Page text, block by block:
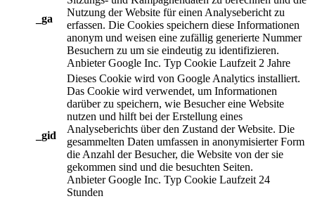
_ga
Nutzung der Website für einen Analysebericht zu
erfassen. Die Cookies speichern diese Informationen
anonym und weisen eine zufällig generierte Nummer
Besuchern zu um sie eindeutig zu identifizieren.
Anbieter Google Inc. Typ Cookie Laufzeit 2 Jahre
_gid
Dieses Cookie wird von Google Analytics installiert.
Das Cookie wird verwendet, um Informationen
darüber zu speichern, wie Besucher eine Website
nutzen und hilft bei der Erstellung eines
Analyseberichts über den Zustand der Website. Die
gesammelten Daten umfassen in anonymisierter Form
die Anzahl der Besucher, die Website von der sie
gekommen sind und die besuchten Seiten.
Anbieter Google Inc. Typ Cookie Laufzeit 24
Stunden